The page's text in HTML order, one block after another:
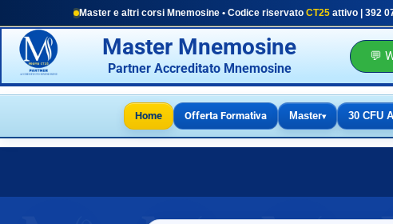
Master e altri corsi Mnemosine • Codice riservato CT25 attivo | 392
Master Mnemosine
Partner Accreditato Mnemosine
💬
Home Offerta Formativa Master▾ 30 CFU